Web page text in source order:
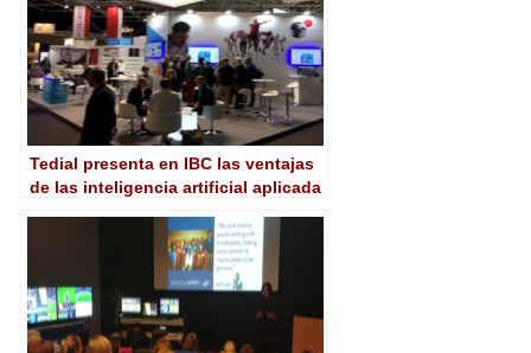
Tedial presenta en IBC las ventajas
de las inteligencia artificial aplicada